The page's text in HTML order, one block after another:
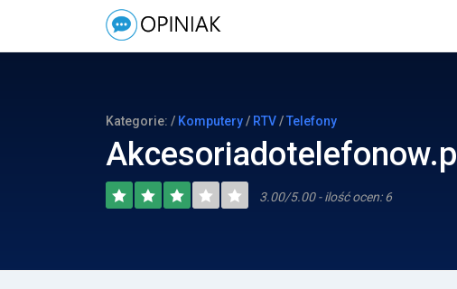
Kategorie: / Komputery/ RTV/Telefony
Akcesoriadotelefonow.pl
3.00/5.00 - ilość ocen: 6